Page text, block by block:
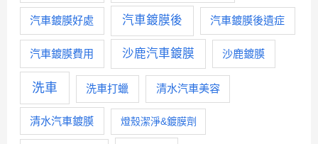
汽車鍍膜好處 汽車鍍膜後 汽車鍍膜後遺症
汽車鍍膜費用 沙鹿汽車鍍膜 沙鹿鍍膜
洗車 洗車打蠟 清水汽車美容
清水汽車鍍膜 燈殼潔淨&鍍膜劑